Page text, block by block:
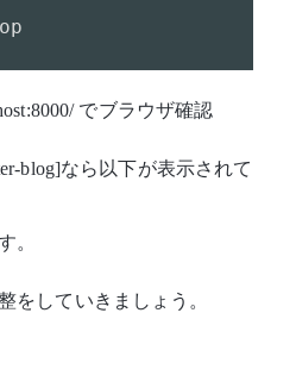
でブラウザ確認
blog]なら以下が表示されて
。
をしていきましょう。